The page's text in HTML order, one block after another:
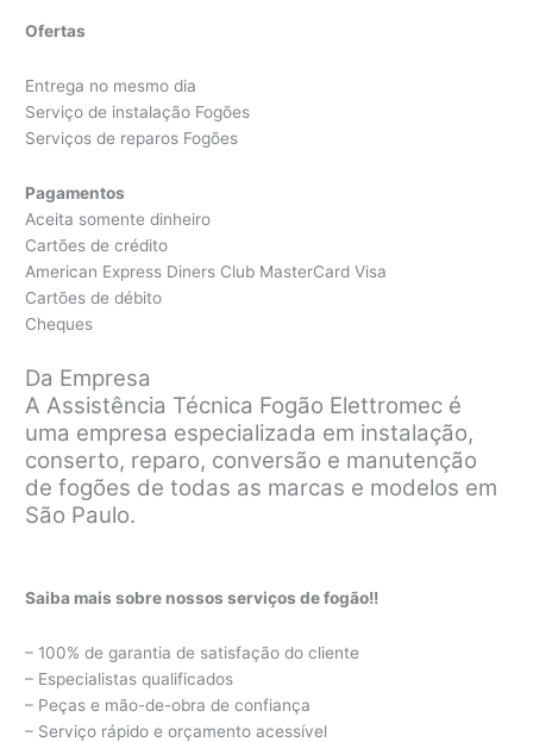
Ofertas
Entrega no mesmo dia
Serviço de instalação Fogões
Serviços de reparos Fogões
Pagamentos
Aceita somente dinheiro
Cartões de crédito
American Express Diners Club MasterCard Visa
Cartões de débito
Cheques
Da Empresa
A Assistência Técnica Fogão Elettromec é
uma empresa especializada em instalação,
conserto, reparo, conversão e manutenção
de fogões de todas as marcas e modelos em
São Paulo.
Saiba mais sobre nossos serviços de fogão!!
– 100% de garantia de satisfação do cliente
– Especialistas qualificados
– Peças e mão-de-obra de confiança
– Serviço rápido e orçamento acessível